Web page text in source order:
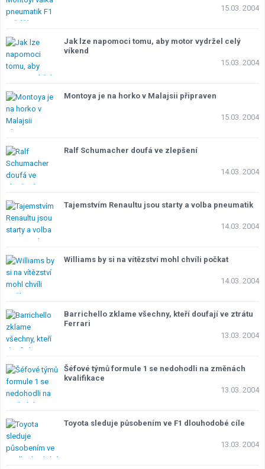
15.03. 2004
Jak lze napomoci tomu, aby motor vydržel celý
víkend
15.03. 2004
Montoya je na horko v Malajsii připraven
15.03. 2004
Ralf Schumacher doufá ve zlepšení
14.03. 2004
Tajemstvím Renaultu jsou starty a volba pneumatik
14.03. 2004
Williams by si na vítězství mohl chvíli počkat
14.03. 2004
Barrichello zklame všechny, kteří doufají ve ztrátu
Ferrari
13.03. 2004
Šéfové týmů formule 1 se nedohodli na změnách
kvalifikace
13.03. 2004
Toyota sleduje působením ve F1 dlouhodobé cíle
13.03. 2004